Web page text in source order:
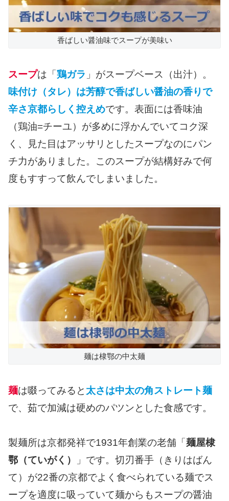
香ばしい醤油味でスープが美味い
スープは「 鶏ガラ 」がスープベース（出汁）。
味付け（タレ）は芳醇で香ばしい醤油の香りで
辛さ京都らしく控えめです。表面には香味油
（鶏油=チーユ）が多めに浮かんでいてコク深
く、見た目はアッサリとしたスープなのにパン
チ力がありました。このスープが結構好みで何
度もすすって飲んでしまいました。
麺は棣鄂の中太麺
麺は啜ってみると 太さは中太の角ストレート麺
で、茹で加減は硬めのパツンとした食感です。
製麺所は京都発祥で1931年創業の老舗「 麺屋棣
鄂（ていがく）
」です。切刃番手（きりはばん
て）が22番の京都でよく食べられている麺でス
ープを適度に吸っていて麺からもスープの醤油